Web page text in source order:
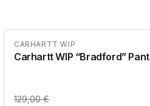
CARHARTT WIP
Carhartt WIP “Bradford” Pant
129,00€